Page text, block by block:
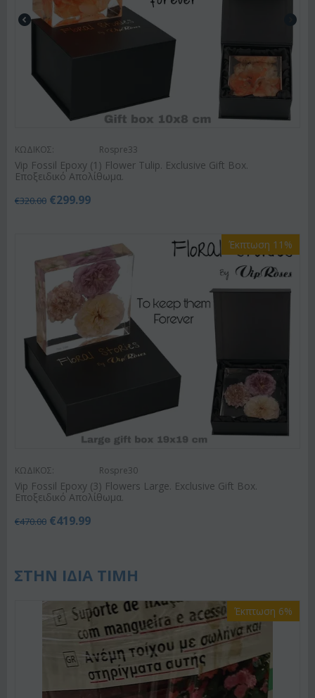
ΚΩΔΙΚΟΣ: Rospre33
Vip Fossil Epoxy (1) Flower Tulip. Exclusive Gift Box.
Εποξειδικό Απολίθωμα.
€320.00 €299.99
Έκπτωση 11%
ΚΩΔΙΚΟΣ: Rospre30
Vip Fossil Epoxy (3) Flowers Large. Exclusive Gift Box.
Εποξειδικό Απολίθωμα.
€470.00 €419.99
ΣΤΗΝ ΙΔΙΑ ΤΙΜΗ
Έκπτωση 6%